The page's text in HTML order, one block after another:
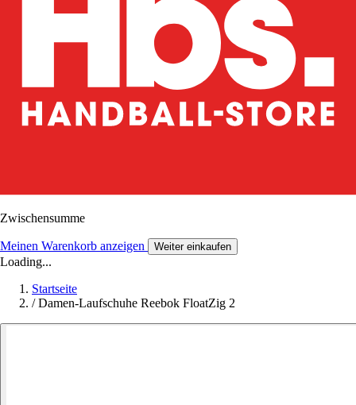
Zwischensumme
Meinen Warenkorb anzeigen Weiter einkaufen
Loading...
Startseite
/ Damen-Laufschuhe Reebok FloatZig 2